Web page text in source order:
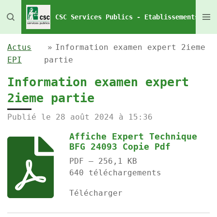
Passer
au
contenu
principal
CSC Services Publics - Etablissements
Actus
EPI
» Information examen expert 2ieme
partie
Information examen expert
2ieme partie
Publié le 28 août 2024 à 15:36
Affiche Expert Technique
BFG 24093 Copie Pdf
PDF – 256,1 KB
640 téléchargements
Télécharger